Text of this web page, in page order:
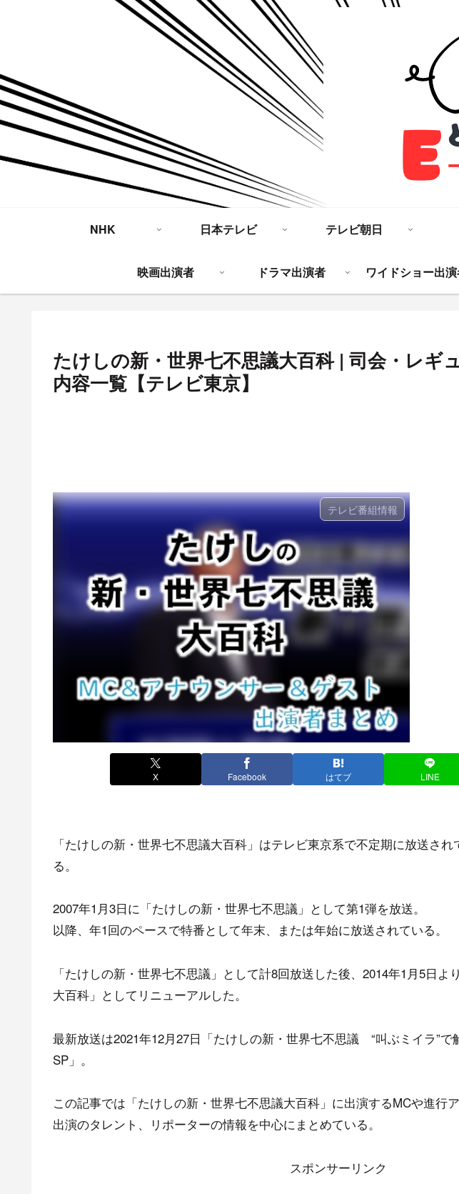
NHK 日本テレビ テレビ朝日
映画出演者 ドラマ出演者 ワイドショー出
たけしの新・世界七不思議大百科 | 司会・レギ
内容一覧【テレビ東京】
テレビ番組情報
X Facebook はてブ LINE
「たけしの新・世界七不思議大百科」はテレビ東京系で不定期に放送さ
る。
2007年1月3日に「たけしの新・世界七不思議」として第1弾を放送。
以降、年1回のペースで特番として年末、または年始に放送されている。
「たけしの新・世界七不思議」として計8回放送した後、2014年1月5日
大百科」としてリニューアルした。
最新放送は2021年12月27日「たけしの新・世界七不思議 “叫ぶミイラ”で
SP」。
この記事では「たけしの新・世界七不思議大百科」に出演するMCや進行
出演のタレント、リポーターの情報を中心にまとめている。
スポンサーリンク